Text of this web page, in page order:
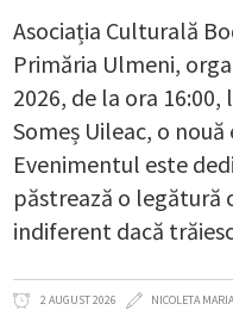
Asociația Culturală
Primăria Ulmeni,
2026, de la ora
Someș Uileac, o
Evenimentul este
păstrează o legătură
indiferent dacă
2 AUGUST 2026 NICOLETA